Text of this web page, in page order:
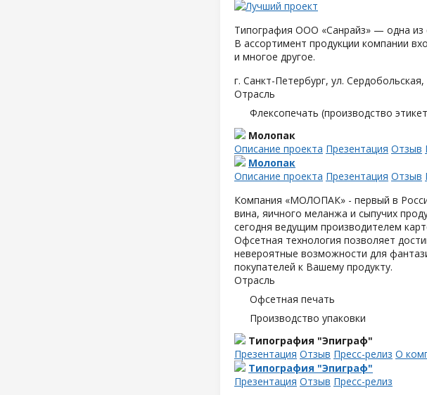
Типография ООО «Санрайз» — одна из
В ассортимент продукции компании
и многое другое.
г. Санкт-Петербург, ул. Сердобольская,
Отрасль
Флексопечать (производство
Молопак
Описание проекта Презентация Отзыв
Молопак
Описание проекта Презентация Отзыв
Компания «МОЛОПАК» - первый в
вина, яичного меланжа и сыпучих
сегодня ведущим производителем
Офсетная технология позволяет
невероятные возможности для
покупателей к Вашему продукту.
Отрасль
Офсетная печать
Производство упаковки
Типография "Эпиграф"
Презентация Отзыв Пресс-релиз О
Типография "Эпиграф"
Презентация Отзыв Пресс-релиз